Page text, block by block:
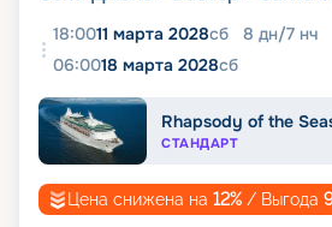
18:0011 марта 2028сб 8 дн/7 нч
06:0018 марта 2028сб
Rhapsody of the
СТАНДАРТ
Цена снижена на 12% / Выгода